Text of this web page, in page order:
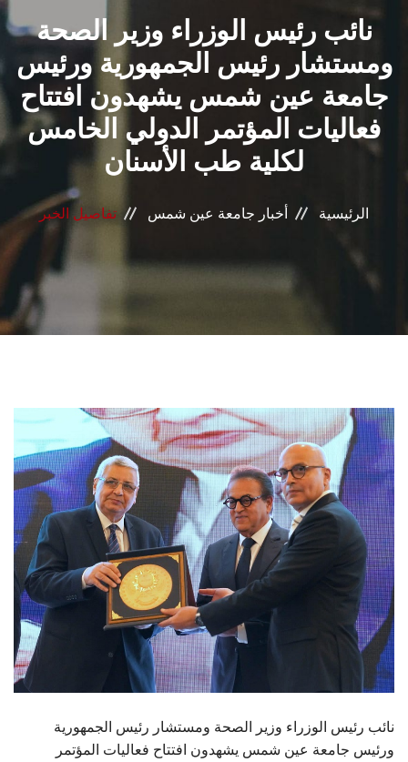
الشئون الأكاديمية
البحث العلمي
الرعاية الصحية
المراكز والوحدات
الأنظمة الذكية
الإعلام
تواصل معنا
هيئة التدريس
الدراسات العليا
الخريجين
الموظفون
الزائـرون
سجل الان
نائب رئيس الوزراء وزير الصحة
ومستشار رئيس الجمهورية ورئيس
جامعة عين شمس يشهدون افتتاح
فعاليات المؤتمر الدولي الخامس
لكلية طب الأسنان
الرئيسية أخبار جامعة عين شمس تفاصيل الخبر
نائب رئيس الوزراء وزير الصحة ومستشار رئيس الجمهورية
ورئيس جامعة عين شمس يشهدون افتتاح فعاليات المؤتمر